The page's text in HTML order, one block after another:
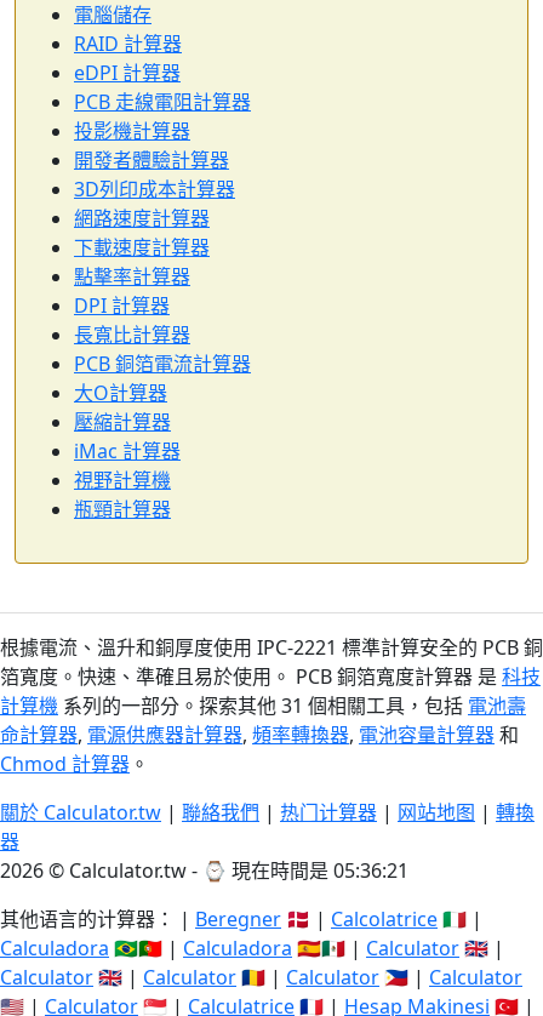
電腦儲存
RAID 計算器
eDPI 計算器
PCB 走線電阻計算器
投影機計算器
開發者體驗計算器
3D列印成本計算器
網路速度計算器
下載速度計算器
點擊率計算器
DPI 計算器
長寬比計算器
PCB 銅箔電流計算器
大O計算器
壓縮計算器
iMac 計算器
視野計算機
瓶頸計算器
根據電流、溫升和銅厚度使用 IPC-2221 標準計算安全的 PCB 銅
箔寬度。快速、準確且易於使用。 PCB 銅箔寬度計算器 是 科技
計算機 系列的一部分。探索其他 31 個相關工具，包括 電池壽
命計算器, 電源供應器計算器, 頻率轉換器, 電池容量計算器和
Chmod 計算器 。
關於 Calculator.tw | 聯絡我們 | 热门计算器 | 网站地图 | 轉換
器
2026 © Calculator.tw - ⌚ 現在時間是 05:36:21
其他语言的计算器： | Beregner 🇩🇰 | Calcolatrice🇮🇹 |
Calculadora 🇧🇷🇵🇹 | Calculadora 🇪🇸🇲🇽 | Calculator🇬🇧 |
Calculator🇬🇧 | Calculator🇷🇴 | Calculator 🇵🇭 | Calculator
🇺🇸 | Calculator🇸🇬 | Calculatrice🇫🇷 | Hesap Makinesi 🇹🇷 |